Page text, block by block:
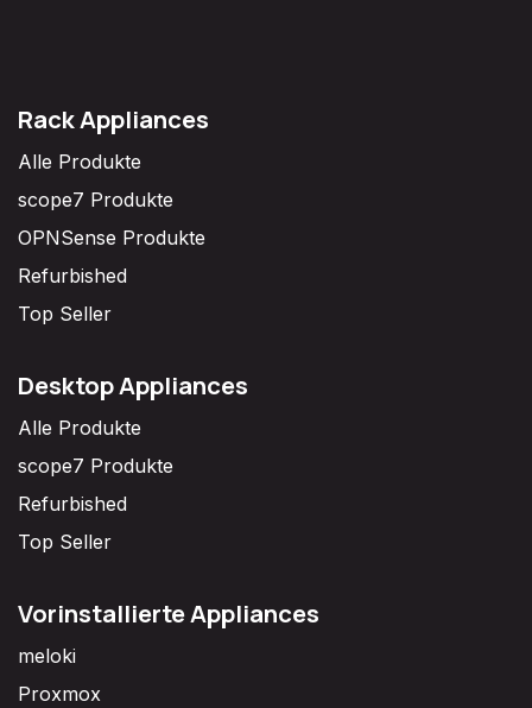
Rack Appliances
Alle Produkte
scope7 Produkte
OPNSense Produkte
Refurbished
Top Seller
Desktop Appliances
Alle Produkte
scope7 Produkte
Refurbished
Top Seller
Vorinstallierte Appliances
meloki
Proxmox